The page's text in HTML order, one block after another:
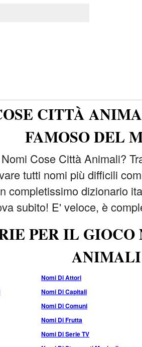
CITTÀ
FAMOSO DEL
Cose Città Animali?
tutti nomi più difficili
completissimo dizionario
subito! E' veloce, è
PER IL
ANIMALI
Nomi Di Attori
Nomi Di Capitali
Nomi Di Comuni
Nomi Di Frutta
Nomi Di Serie TV